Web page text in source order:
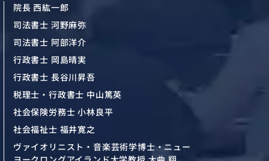
院長 西紘一郎
司法書士 河野麻弥
司法書士 阿部洋介
行政書士 岡島晴実
行政書士 長谷川昇吾
税理士・行政書士 中山篤英
社会保険労務士 小林良平
社会福祉士 福井寛之
ヴァイオリニスト・音楽芸術学博士・ニュー